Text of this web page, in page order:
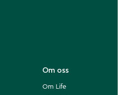
Om oss
Om Life